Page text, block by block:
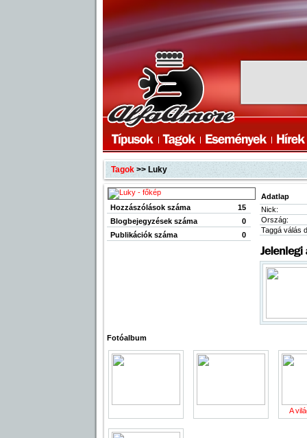
Tagok>> Luky
Hozzászólások száma
15
Blogbejegyzések száma
0
Publikációk száma
0
Adatlap
Nick:
Ország:
Taggá válás
Fotóalbum
A